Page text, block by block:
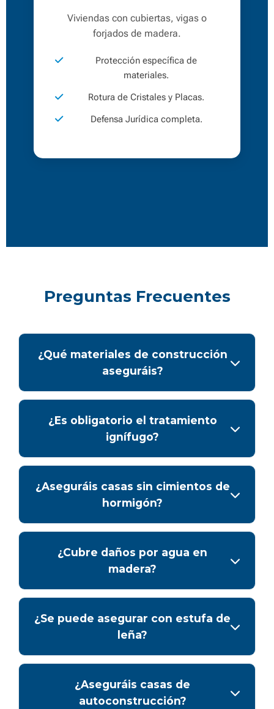
Viviendas con cubiertas, vigas o
forjados de madera.
Protección específica de
materiales.
Rotura de Cristales y Placas.
Defensa Jurídica completa.
Preguntas Frecuentes
¿Qué materiales de construcción
aseguráis?
¿Es obligatorio el tratamiento
ignífugo?
¿Aseguráis casas sin cimientos de
hormigón?
¿Cubre daños por agua en
madera?
¿Se puede asegurar con estufa de
leña?
¿Aseguráis casas de
autoconstrucción?